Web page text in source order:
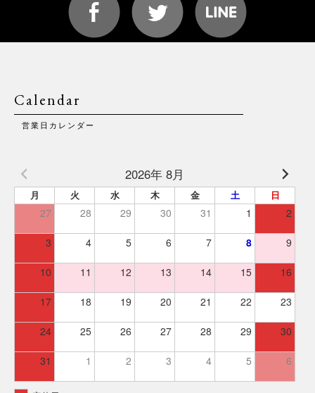
Calendar
営業日カレンダー
2026年 8月
月 火 水 木 金 土 日
27 28 29 30 31 1 2
3 4 5 6 7 8 9
10 11 12 13 14 15 16
17 18 19 20 21 22 23
24 25 26 27 28 29 30
31 1 2 3 4 5 6